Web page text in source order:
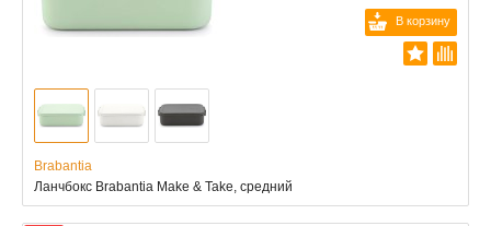
В корзину
Brabantia
Ланчбокс Brabantia Make & Take, средний